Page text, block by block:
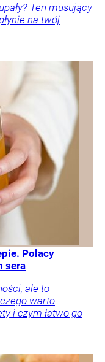
Ten musujący
na twój
Polacy
sera
ale to
warto
i czym łatwo go